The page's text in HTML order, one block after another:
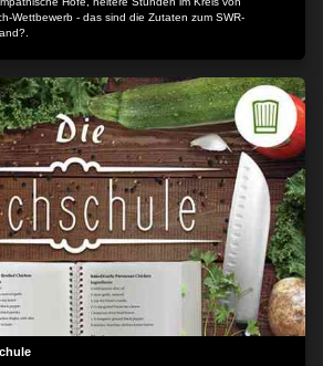
Wettbewerb - das sind die Zutaten zum SWR-